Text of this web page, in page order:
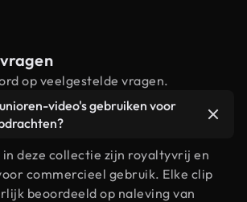
op veelgestelde vragen.
video's gebruiken voor
in deze collectie zijn royaltyvrij en
commercieel gebruik. Elke clip
beoordeeld op naleving van